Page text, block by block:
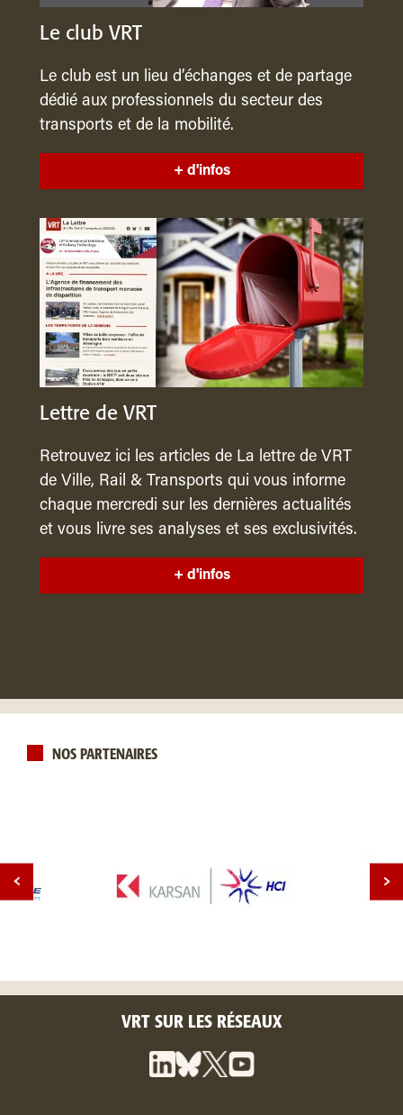
Le club VRT
Le club est un lieu d’échanges et de partage
dédié aux professionnels du secteur des
transports et de la mobilité.
+ d'infos
Lettre de VRT
Retrouvez ici les articles de La lettre de VRT
de Ville, Rail & Transports qui vous informe
chaque mercredi sur les dernières actualités
et vous livre ses analyses et ses exclusivités.
+ d'infos
NOS PARTENAIRES
VRT SUR LES RÉSEAUX